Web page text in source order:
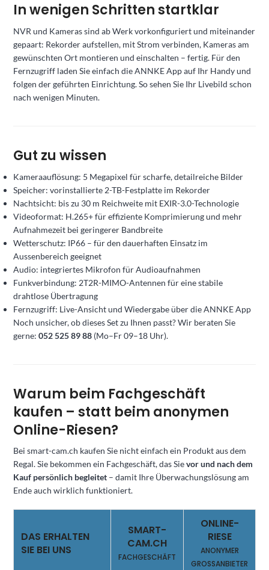
In wenigen Schritten startklar
NVR und Kameras sind ab Werk vorkonfiguriert und miteinander
gepaart: Rekorder aufstellen, mit Strom verbinden, Kameras am
gewünschten Ort montieren und einschalten – fertig. Für den
Fernzugriff laden Sie einfach die ANNKE App auf Ihr Handy und
folgen der geführten Einrichtung. So sehen Sie Ihr Livebild schon
nach wenigen Minuten.
Gut zu wissen
Kameraauflösung: 5 Megapixel für scharfe, detailreiche Bilder
Speicher: vorinstallierte 2-TB-Festplatte im Rekorder
Nachtsicht: bis zu 30 m Reichweite mit EXIR-3.0-Technologie
Videoformat: H.265+ für effiziente Komprimierung und mehr
Aufnahmezeit bei geringerer Bandbreite
Wetterschutz: IP66 – für den dauerhaften Einsatz im
Aussenbereich geeignet
Audio: integriertes Mikrofon für Audioaufnahmen
Funkverbindung: 2T2R-MIMO-Antennen für eine stabile
drahtlose Übertragung
Fernzugriff: Live-Ansicht und Wiedergabe über die ANNKE App
Noch unsicher, ob dieses Set zu Ihnen passt? Wir beraten Sie
gerne: 052 525 89 88 (Mo–Fr 09–18 Uhr).
Warum beim Fachgeschäft
kaufen – statt beim anonymen
Online-Riesen?
Bei smart-cam.ch kaufen Sie nicht einfach ein Produkt aus dem
Regal. Sie bekommen ein Fachgeschäft, das Sievor und nach dem
Kauf persönlich begleitet – damit Ihre Überwachungslösung am
Ende auch wirklich funktioniert.
DAS ERHALTEN
SIE BEI UNS
SMART-
CAM.CH
FACHGESCHÄFT
ONLINE-
RIESE
ANONYMER
GROSSANBIETER